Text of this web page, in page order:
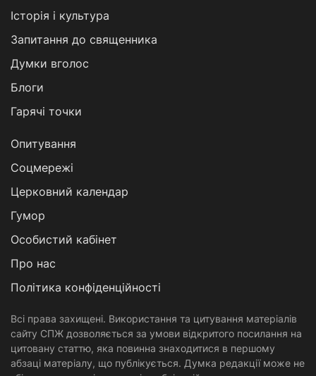
Історія і культура
Запитання до священника
Думки вголос
Блоги
Гарячі точки
Опитування
Соцмережі
Церковний календар
Гумор
Особистий кабінет
Про нас
Політика конфіденційності
Всі права захищені. Використання та цитування матеріалів
сайту СПЖ дозволяється за умови відкритого посилання на
цитовану статтю, яка повинна знаходитися в першому
абзаці матеріалу, що публікується. Думка редакції може не